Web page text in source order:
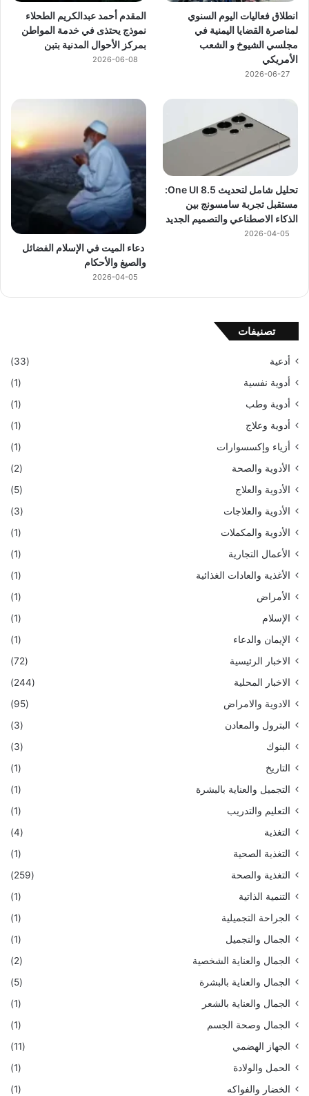
انطلاق فعاليات اليوم السنوي
لمناصرة القضايا اليمنية في
مجلسي الشيوخ و الشعب
الأمريكي
2026-06-27
المقدم أحمد عبدالكريم الطحلاء
نموذج يحتذى في خدمة المواطن
بمركز الأحوال المدنية بتبن
2026-06-08
تحليل شامل لتحديث One UI 8.5:
مستقبل تجربة سامسونج بين
الذكاء الاصطناعي والتصميم الجديد
2026-04-05
دعاء الميت في الإسلام الفضائل
والصيغ والأحكام
2026-04-05
تصنيفات
أدعية
(33)
أدوية نفسية
(1)
أدوية وطب
(1)
أدوية وعلاج
(1)
أزياء وإكسسوارات
(1)
الأدوية والصحة
(2)
الأدوية والعلاج
(5)
الأدوية والعلاجات
(3)
الأدوية والمكملات
(1)
الأعمال التجارية
(1)
الأغذية والعادات الغذائية
(1)
الأمراض
(1)
الإسلام
(1)
الإيمان والدعاء
(1)
الاخبار الرئيسية
(72)
الاخبار المحلية
(244)
الادوية والامراض
(95)
البترول والمعادن
(3)
البنوك
(3)
التاريخ
(1)
التجميل والعناية بالبشرة
(1)
التعليم والتدريب
(1)
التغذية
(4)
التغذية الصحية
(1)
التغذية والصحة
(259)
التنمية الذاتية
(1)
الجراحة التجميلية
(1)
الجمال والتجميل
(1)
الجمال والعناية الشخصية
(2)
الجمال والعناية بالبشرة
(5)
الجمال والعناية بالشعر
(1)
الجمال وصحة الجسم
(1)
الجهاز الهضمي
(11)
الحمل والولادة
(1)
الخضار والفواكه
(1)